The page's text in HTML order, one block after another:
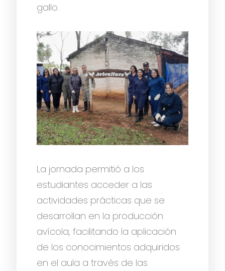
gallo.
La jornada permitió a los
estudiantes acceder a las
actividades prácticas que se
desarrollan en la producción
avícola, facilitando la aplicación
de los conocimientos adquiridos
en el aula a través de las